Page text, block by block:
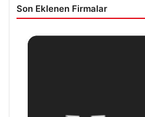
Son Eklenen Firmalar